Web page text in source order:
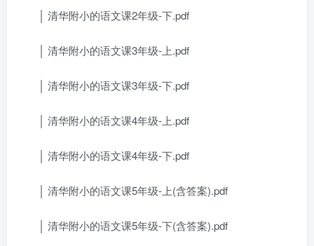
│ 清华附小的语文课2年级-下.pdf
│ 清华附小的语文课3年级-上.pdf
│ 清华附小的语文课3年级-下.pdf
│ 清华附小的语文课4年级-上.pdf
│ 清华附小的语文课4年级-下.pdf
│ 清华附小的语文课5年级-上(含答案).pdf
│ 清华附小的语文课5年级-下(含答案).pdf